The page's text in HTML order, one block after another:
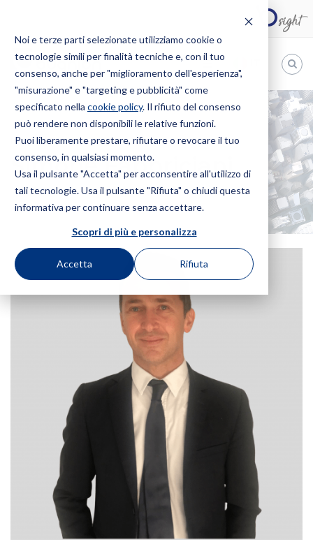
Noi e terze parti selezionate utilizziamo cookie o
tecnologie simili per finalità tecniche e, con il tuo
consenso, anche per "miglioramento dell'esperienza",
"misurazione" e "targeting e pubblicità" come
specificato nella cookie policy. Il rifiuto del consenso
può rendere non disponibili le relative funzioni.
Puoi liberamente prestare, rifiutare o revocare il tuo
consenso, in qualsiasi momento.
Usa il pulsante "Accetta" per acconsentire all'utilizzo di
tali tecnologie. Usa il pulsante "Rifiuta" o chiudi questa
informativa per continuare senza accettare.
Scopri di più e personalizza
Accetta Rifiuta
Bugnion
The
way
HOME PROFESSIONISTI SIMONE FABBRICIANI
Simone Fabbriciani